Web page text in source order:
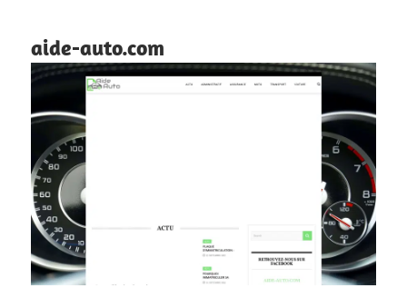
aide-auto.com